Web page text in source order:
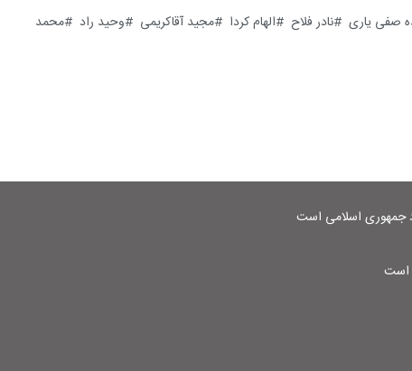
صفی یاری نادر فلاح الهام کردا مجید آقاکریمی وحید راد
محمد
جمهوری اسلامی است